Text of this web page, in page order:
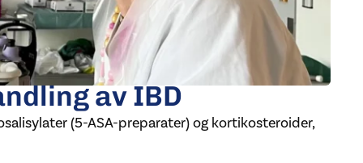
av IBD
(5-ASA-preparater) og kortikosteroider,